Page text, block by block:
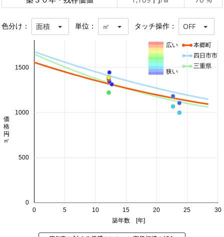
色分け： 面積 単位： ㎡ タッチ操作： OFF
0 5 10 15 20 25 30
0
500
1000
1500
築年数 [年]
価格 円/㎡
本郷町
四日市市
三重県
広い
狭い